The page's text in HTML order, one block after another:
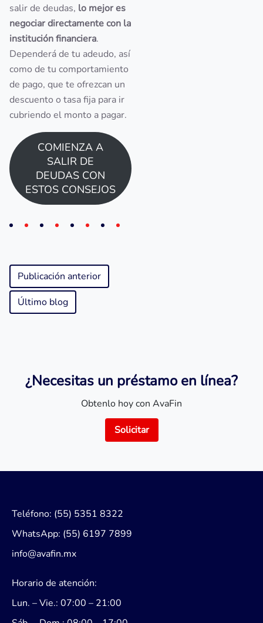
salir de deudas, lo mejor es
negociar directamente con la
institución financiera.
Dependerá de tu adeudo, así
como de tu comportamiento
de pago, que te ofrezcan un
descuento o tasa fija para ir
cubriendo el monto a pagar.
COMIENZA A
SALIR DE
DEUDAS CON
ESTOS CONSEJOS
Publicación anterior
Último blog
¿Necesitas un préstamo en línea?
Obtenlo hoy con AvaFin
Solicitar
Teléfono: (55) 5351 8322
WhatsApp: (55) 6197 7899
info@avafin.mx
Horario de atención:
Lun. – Vie.: 07:00 – 21:00